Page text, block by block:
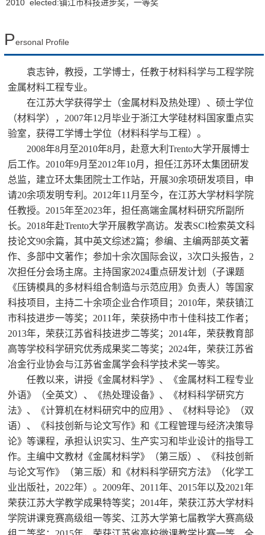
2010 elected:镇江市科技进步奖，一等奖
Personal Profile
袁志钟，教授，工学博士，任教于材料科学与工程学院
金属材料工程专业。
在江苏大学获得学士（金属材料及热处理）、硕士学位
（材料学），2007年12月毕业于浙江大学硅材料国家重点实
验室，获得工学博士学位（材料科学与工程）。
2008年8月至2010年8月，赴意大利Trento大学开展博士
后工作。2010年9月至2012年10月，担任江苏环太集团研发
总监，建立环太集团院士工作站，开展30余项研发项目，申
请20余项发明专利。2012年11月至今，在江苏大学材料学院
任教授。2015年至2023年，担任高端金属材料研究所副所
长。2018年赴Trento大学开展教学高访。发表SCI检索英文科
技论文90余篇，其中英文综述2篇；参编、主编两部英文著
作、多部中文著作；参加十余次国际会议，3次口头报告，2
次担任分会场主席。主持国家2024重点研发计划（子课题
《压铸模具的多材料组合制造与示范应用》负责人）等国家
科技项目，主持二十余项企业合作项目；2010年，荣获镇江
市科技进步一等奖；2011年，荣获扬中市十佳科技工作者；
2013年，荣获江苏省科技进步二等奖；2014年，荣获教育部
高等学校科学研究优秀成果奖二等奖；2024年，荣获江苏省
冶金行业协会与江苏省金属学会科学技术奖一等奖。
任教以来，讲授《金属材料学》、《金属材料工程专业
外语》（全英文）、《热处理设备》、《材料科学研究方
法》、《计算机在材料研究中的应用》、《材料导论》（双
语）、《科技创新与论文写作》和《工程管理与经济决策导
论》等课程，承担认识实习、生产实习和毕业设计的指导工
作。主编中文教材《金属材料学》（第三版）、《科技创新
与论文写作》（第三版）和《材料科学研究方法》（化学工
业出版社，2022年）。2009年、2011年、2015年以及2021年
荣获江苏大学教学成果特等奖；2014年，荣获江苏大学材料
学院讲课竞赛高级组一等奖、江苏大学第七届教学大赛高级